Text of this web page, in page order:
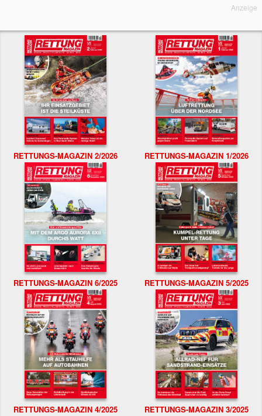
Anzeige
RETTUNGS-MAGAZIN 2/2026 RETTUNGS-MAGAZIN 1/2026
RETTUNGS-MAGAZIN 6/2025 RETTUNGS-MAGAZIN 5/2025
RETTUNGS-MAGAZIN 4/2025 RETTUNGS-MAGAZIN 3/2025